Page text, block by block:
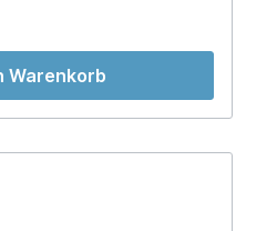
Warenkorb